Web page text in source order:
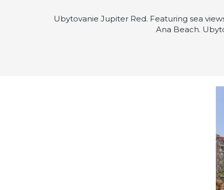
Ubytovanie Jupiter Red. Featuring sea
Ana Beach.